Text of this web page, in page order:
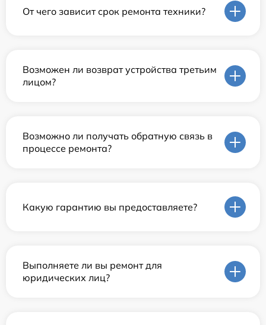
От чего зависит срок ремонта техники?
Возможен ли возврат устройства третьим
лицом?
Возможно ли получать обратную связь в
процессе ремонта?
Какую гарантию вы предоставляете?
Выполняете ли вы ремонт для
юридических лиц?